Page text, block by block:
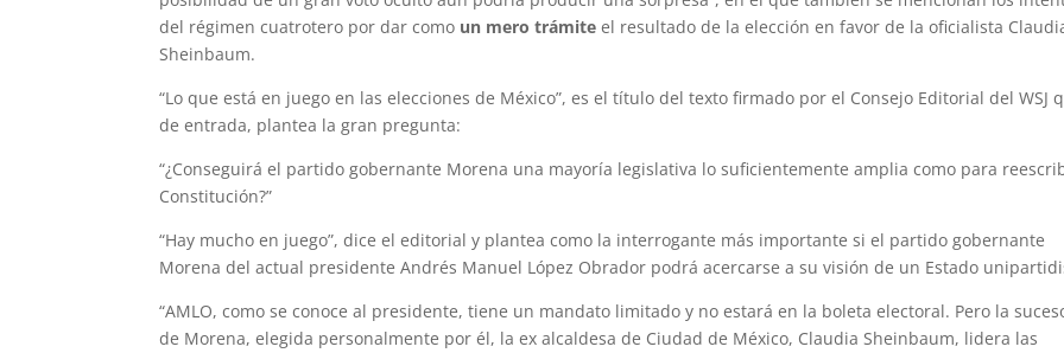
del régimen cuatrotero por dar como un mero trámite el resultado de la elección en favor de la oficialista
Sheinbaum.
“Lo que está en juego en las elecciones de México”, es el título del texto firmado por el Consejo Editorial del WSJ
de entrada, plantea la gran pregunta:
“¿Conseguirá el partido gobernante Morena una mayoría legislativa lo suficientemente amplia como para
Constitución?”
“Hay mucho en juego”, dice el editorial y plantea como la interrogante más importante si el partido gobernante
Morena del actual presidente Andrés Manuel López Obrador podrá acercarse a su visión de un Estado
“AMLO, como se conoce al presidente, tiene un mandato limitado y no estará en la boleta electoral. Pero la
de Morena, elegida personalmente por él, la ex alcaldesa de Ciudad de México, Claudia Sheinbaum, lidera las